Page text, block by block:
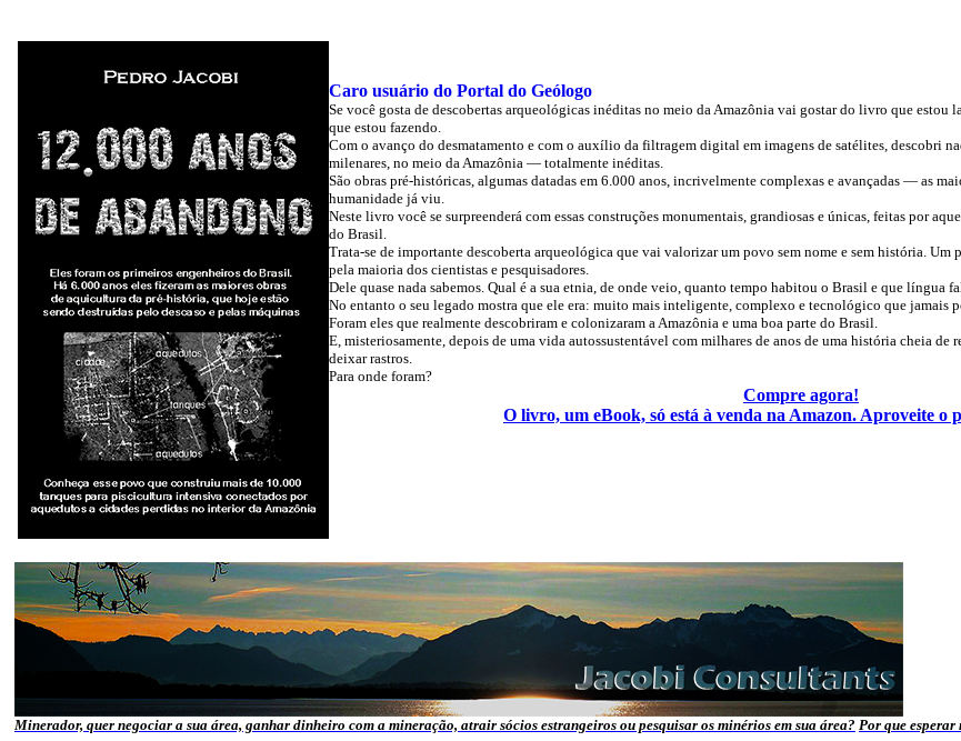
Caro usuário do Portal do Geólogo
Se você gosta de descobertas arqueológicas inéditas no meio da Amazônia vai gostar do livro que estou
que estou fazendo.
Com o avanço do desmatamento e com o auxílio da filtragem digital em imagens de satélites, descobri
milenares, no meio da Amazônia — totalmente inéditas.
São obras pré-históricas, algumas datadas em 6.000 anos, incrivelmente complexas e avançadas — as
humanidade já viu.
Neste livro você se surpreenderá com essas construções monumentais, grandiosas e únicas, feitas por
do Brasil.
Trata-se de importante descoberta arqueológica que vai valorizar um povo sem nome e sem história.
pela maioria dos cientistas e pesquisadores.
Dele quase nada sabemos. Qual é a sua etnia, de onde veio, quanto tempo habitou o Brasil e que língua
No entanto o seu legado mostra que ele era: muito mais inteligente, complexo e tecnológico que jamais
Foram eles que realmente descobriram e colonizaram a Amazônia e uma boa parte do Brasil.
E, misteriosamente, depois de uma vida autossustentável com milhares de anos de uma história cheia de
deixar rastros.
Para onde foram?
Compre agora!
O livro, um eBook, só está à venda na Amazon. Aproveite o
Minerador, quer negociar a sua área, ganhar dinheiro com a mineração, atrair sócios estrangeiros ou pesquisar os minérios em sua área? Por que esperar